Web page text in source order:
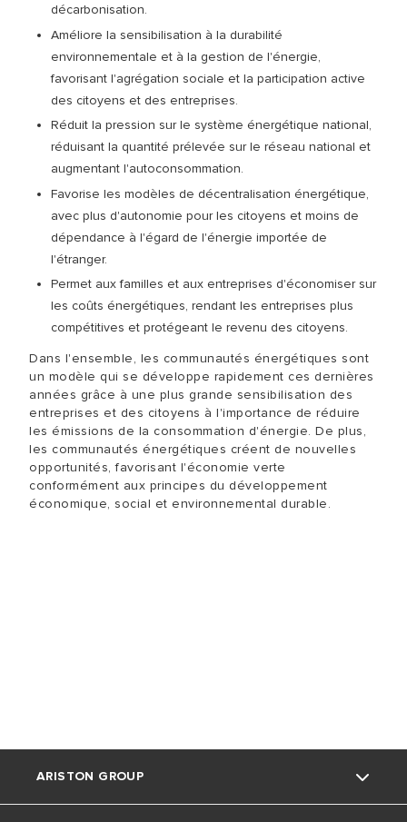
décarbonisation.
Améliore la sensibilisation à la durabilité
environnementale et à la gestion de l'énergie,
favorisant l'agrégation sociale et la participation active
des citoyens et des entreprises.
Réduit la pression sur le système énergétique national,
réduisant la quantité prélevée sur le réseau national et
augmentant l'autoconsommation.
Favorise les modèles de décentralisation énergétique,
avec plus d'autonomie pour les citoyens et moins de
dépendance à l'égard de l'énergie importée de
l'étranger.
Permet aux familles et aux entreprises d'économiser sur
les coûts énergétiques, rendant les entreprises plus
compétitives et protégeant le revenu des citoyens.
Dans l'ensemble, les communautés énergétiques sont
un modèle qui se développe rapidement ces dernières
années grâce à une plus grande sensibilisation des
entreprises et des citoyens à l'importance de réduire
les émissions de la consommation d'énergie. De plus,
les communautés énergétiques créent de nouvelles
opportunités, favorisant l'économie verte
conformément aux principes du développement
économique, social et environnemental durable.
ARISTON GROUP